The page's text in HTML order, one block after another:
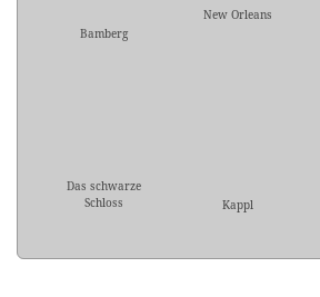
Bamberg
New Orleans
Das schwarze
Schloss
Kappl